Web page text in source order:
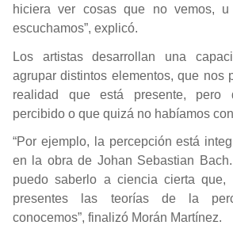
hiciera ver cosas que no vemos,
escuchamos”, explicó.
Los artistas desarrollan una
agrupar distintos elementos, que nos
realidad que está presente, pero
percibido o que quizá no habíamos
“Por ejemplo, la percepción está
en la obra de Johan Sebastian
puedo saberlo a ciencia cierta que,
presentes las teorías de la
conocemos”, finalizó Morán Martínez.